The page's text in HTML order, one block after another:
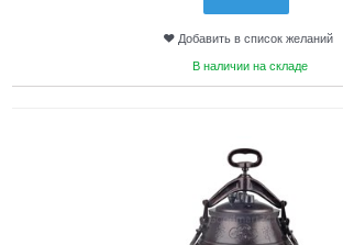
Добавить в список желаний
В наличии на складе